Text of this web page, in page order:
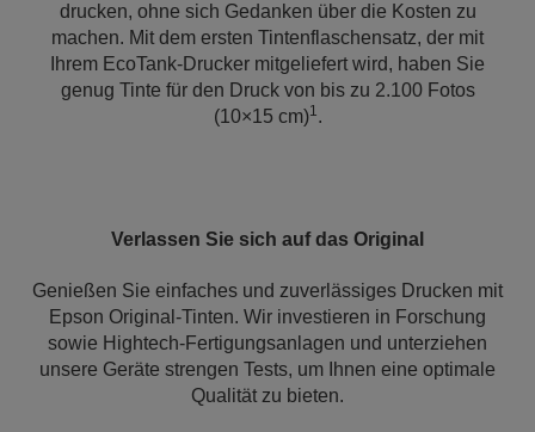
drucken, ohne sich Gedanken über die Kosten zu
machen. Mit dem ersten Tintenflaschensatz, der mit
Ihrem EcoTank-Drucker mitgeliefert wird, haben Sie
genug Tinte für den Druck von bis zu 2.100 Fotos
(10×15 cm)1.
Verlassen Sie sich auf das Original
Genießen Sie einfaches und zuverlässiges Drucken mit
Epson Original-Tinten. Wir investieren in Forschung
sowie Hightech-Fertigungsanlagen und unterziehen
unsere Geräte strengen Tests, um Ihnen eine optimale
Qualität zu bieten.